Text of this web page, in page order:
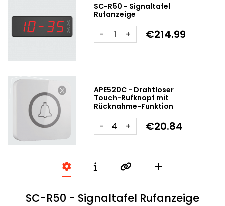
SC-R50 - Signaltafel
Rufanzeige
- + €214.99
APE520C - Drahtloser
Touch-Rufknopf mit
Rücknahme-Funktion
- + €20.84
SC-R50 - Signaltafel Rufanzeige